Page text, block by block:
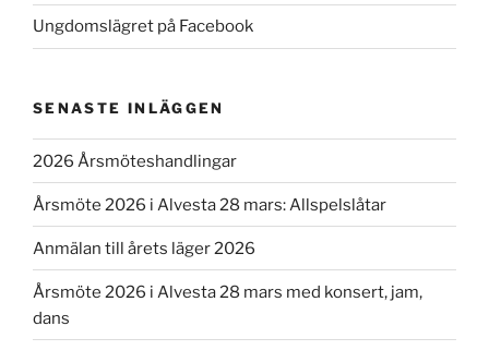
Ungdomslägret på Facebook
SENASTE INLÄGGEN
2026 Årsmöteshandlingar
Årsmöte 2026 i Alvesta 28 mars: Allspelslåtar
Anmälan till årets läger 2026
Årsmöte 2026 i Alvesta 28 mars med konsert, jam,
dans